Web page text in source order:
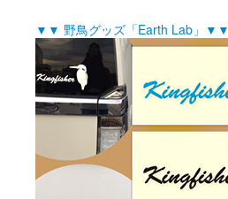
▼▼ 野鳥グッズ「Earth Lab」▼▼